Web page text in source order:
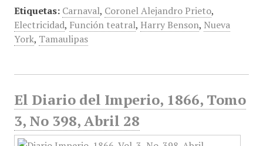
Etiquetas: Carnaval, Coronel Alejandro Prieto,
Electricidad, Función teatral, Harry Benson, Nueva
York, Tamaulipas
El Diario del Imperio, 1866, Tomo
3, No 398, Abril 28